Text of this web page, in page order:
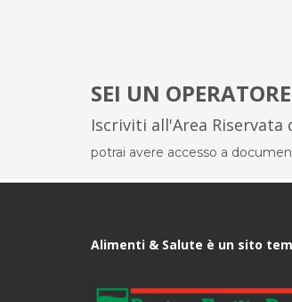
SEI UN
Iscriviti all'Area Riservata
potrai avere accesso a
Alimenti & Salute è un sito